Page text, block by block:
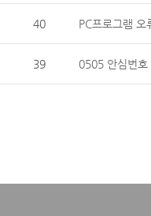
40 PC프로그램 오
39 0505 안심번호